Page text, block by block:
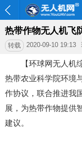
热带作物无人机飞
转载 2020-09-10 19:13
【环球网无人机
热带农业科学院环境
作协议，联合推进我
展，为热带作物提供
建议。